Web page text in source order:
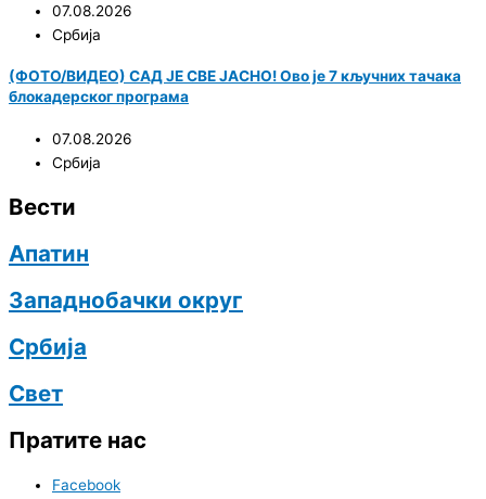
07.08.2026
Србија
(ФОТО/ВИДЕО) САД ЈЕ СВЕ ЈАСНО! Ово је 7 кључних тачака
блокадерског програма
07.08.2026
Србија
Вести
Апатин
Западнобачки округ
Србија
Свет
Пратите нас
Facebook